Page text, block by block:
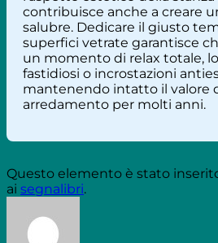
contribuisce anche a creare
salubre. Dedicare il giusto
superfici vetrate garantisce
un momento di relax totale,
fastidiosi o incrostazioni
mantenendo intatto il valore
arredamento per molti anni.
Questo elemento è stato
ai segnalibri.